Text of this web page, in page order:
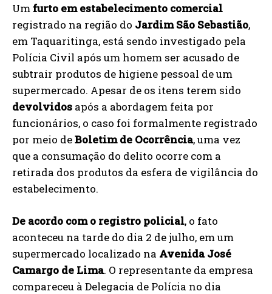
Um furto em estabelecimento comercial
registrado na região do Jardim São Sebastião,
em Taquaritinga, está sendo investigado pela
Polícia Civil após um homem ser acusado de
subtrair produtos de higiene pessoal de um
supermercado. Apesar de os itens terem sido
devolvidos após a abordagem feita por
funcionários, o caso foi formalmente registrado
por meio deBoletim de Ocorrência, uma vez
que a consumação do delito ocorre com a
retirada dos produtos da esfera de vigilância do
estabelecimento.
De acordo com o registro policial, o fato
aconteceu na tarde do dia 2 de julho, em um
supermercado localizado na Avenida José
Camargo de Lima. O representante da empresa
compareceu à Delegacia de Polícia no dia